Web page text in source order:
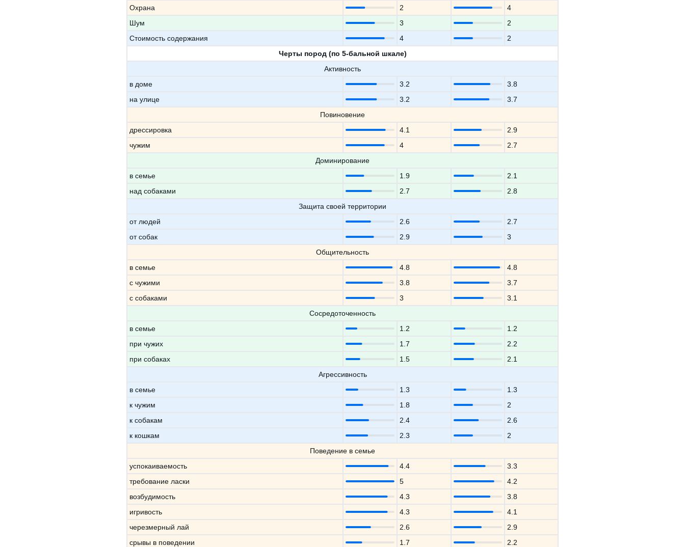
Охрана
2
4
Шум
3
2
Стоимость содержания
4
2
Черты пород (по 5-бальной шкале)
Активность
в доме
3.2
3.8
на улице
3.2
3.7
Повиновение
дрессировка
4.1
2.9
чужим
4
2.7
Доминирование
в семье
1.9
2.1
над собаками
2.7
2.8
Защита своей территории
от людей
2.6
2.7
от собак
2.9
3
Общительность
в семье
4.8
4.8
с чужими
3.8
3.7
с собаками
3
3.1
Сосредоточенность
в семье
1.2
1.2
при чужих
1.7
2.2
при собаках
1.5
2.1
Агрессивность
в семье
1.3
1.3
к чужим
1.8
2
к собакам
2.4
2.6
к кошкам
2.3
2
Поведение в семье
успокаиваемость
4.4
3.3
требование ласки
5
4.2
возбудимость
4.3
3.8
игривость
4.3
4.1
черезмерный лай
2.6
2.9
срывы в поведении
1.7
2.2